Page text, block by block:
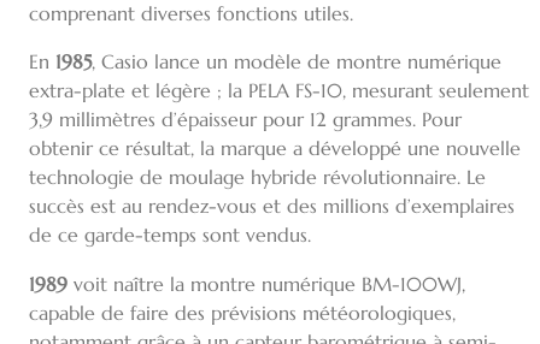
comprenant diverses fonctions utiles.
En 1985, Casio lance un modèle de montre numérique
extra-plate et légère ; la PELA FS-10, mesurant seulement
3,9 millimètres d’épaisseur pour 12 grammes. Pour
obtenir ce résultat, la marque a développé une nouvelle
technologie de moulage hybride révolutionnaire. Le
succès est au rendez-vous et des millions d’exemplaires
de ce garde-temps sont vendus.
1989 voit naître la montre numérique BM-100WJ,
capable de faire des prévisions météorologiques,